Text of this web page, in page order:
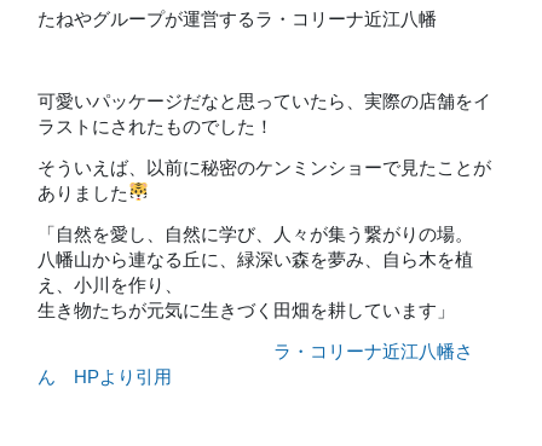
たねやグループが運営するラ・コリーナ近江八幡
可愛いパッケージだなと思っていたら、実際の店舗をイ
ラストにされたものでした！
そういえば、以前に秘密のケンミンショーで見たことが
ありました
「自然を愛し、自然に学び、人々が集う繋がりの場。
八幡山から連なる丘に、緑深い森を夢み、自ら木を植
え、小川を作り、
生き物たちが元気に生きづく田畑を耕しています」
ラ・コリーナ近江八幡さ
ん HPより引用